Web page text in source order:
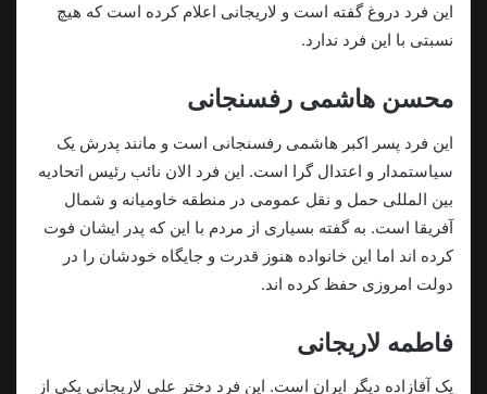
این فرد دروغ گفته است و لاریجانی اعلام کرده است که هیچ
نسبتی با این فرد ندارد.
محسن هاشمی رفسنجانی
این فرد پسر اکبر هاشمی رفسنجانی است و مانند پدرش یک
سیاستمدار و اعتدال گرا است. این فرد الان نائب رئیس اتحادیه
بین المللی حمل و نقل عمومی در منطقه خاومیانه و شمال
آفریقا است. به گفته بسیاری از مردم با این که پدر ایشان فوت
کرده اند اما این خانواده هنوز قدرت و جایگاه خودشان را در
دولت امروزی حفظ کرده اند.
فاطمه لاریجانی
یک آقازاده دیگر ایران است. این فرد دختر علی لاریجانی یکی از